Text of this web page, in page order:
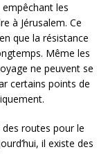
les
à Jérusalem. Ce
que la résistance
Même les
ne peuvent se
certains points de
routes pour le
il existe des